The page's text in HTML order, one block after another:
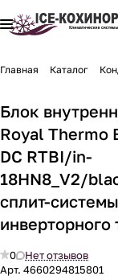
Главная Каталог
Блок
Royal Thermo
DC RTBI/in-
18HN8_V2/
сплит-
инверторного
0
Нет отзывов
Арт. 4660294815801